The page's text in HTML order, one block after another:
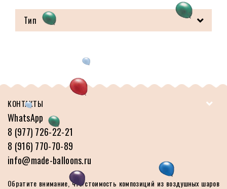
Тип
КОНТАКТЫ
WhatsApp
8 (977) 726-22-21
8 (916) 770-70-89
info@made-balloons.ru
Обратите внимание, что стоимость композиций из воздушных шаров